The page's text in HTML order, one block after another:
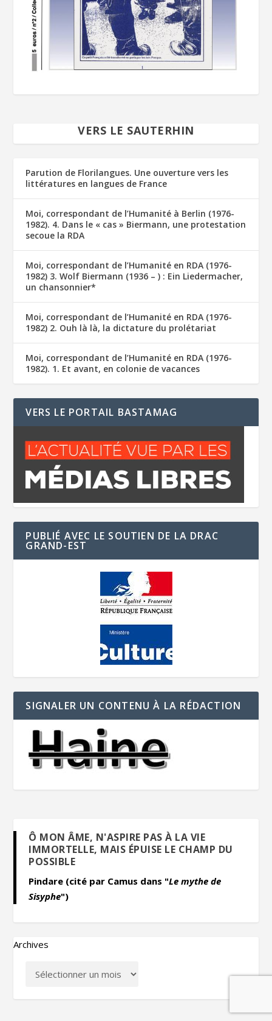
VERS LE SAUTERHIN
Parution de Florilangues. Une ouverture vers les
littératures en langues de France
Moi, correspondant de l’Humanité à Berlin (1976-
1982). 4. Dans le « cas » Biermann, une protestation
secoue la RDA
Moi, correspondant de l’Humanité en RDA (1976-
1982) 3. Wolf Biermann (1936 – ) : Ein Liedermacher,
un chansonnier*
Moi, correspondant de l’Humanité en RDA (1976-
1982) 2. Ouh là là, la dictature du prolétariat
Moi, correspondant de l’Humanité en RDA (1976-
1982). 1. Et avant, en colonie de vacances
VERS LE PORTAIL BASTAMAG
PUBLIÉ AVEC LE SOUTIEN DE LA DRAC
GRAND-EST
SIGNALER UN CONTENU À LA RÉDACTION
Ô MON ÂME, N'ASPIRE PAS À LA VIE
IMMORTELLE, MAIS ÉPUISE LE CHAMP DU
POSSIBLE
Pindare (cité par Camus dans "Le mythe de
Sisyphe")
Archives